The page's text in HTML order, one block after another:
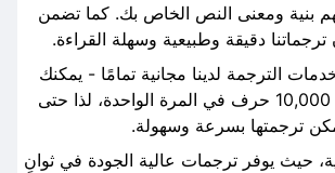
بنية ومعنى النص الخاص بك. كما تضمن
الترجمة لدينا مجانية تمامًا - يمكنك
ترجمة ما يصل إلى 10,000 حرف في المرة الواحدة، لذا حتى
ترجمتها بسرعة وسهولة.
حيث يوفر ترجمات عالية الجودة في ثوانٍ